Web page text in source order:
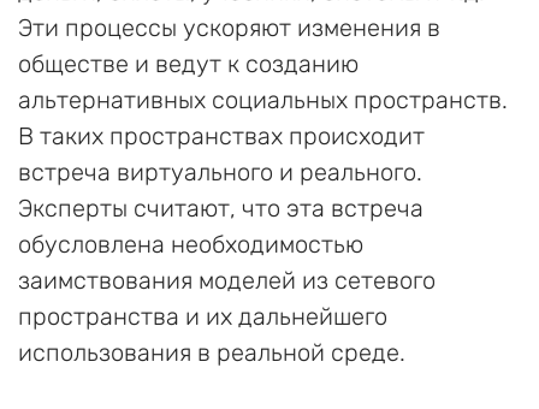
Эти процессы ускоряют изменения в
обществе и ведут к созданию
альтернативных социальных пространств.
В таких пространствах происходит
встреча виртуального и реального.
Эксперты считают, что эта встреча
обусловлена ​​необходимостью
заимствования моделей из сетевого
пространства и их дальнейшего
использования в реальной среде.